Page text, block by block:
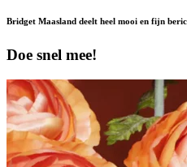
Bridget Maasland deelt heel mooi en fijn
Doe snel mee!